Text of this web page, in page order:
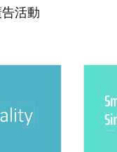
告活動